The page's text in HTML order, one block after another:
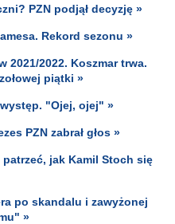
PZN podjął decyzję »
Rekord sezonu »
2021/2022. Koszmar trwa.
piątki »
występ. "Ojej, ojej" »
PZN zabrał głos »
jak Kamil Stoch się
po skandalu i zawyżonej
»